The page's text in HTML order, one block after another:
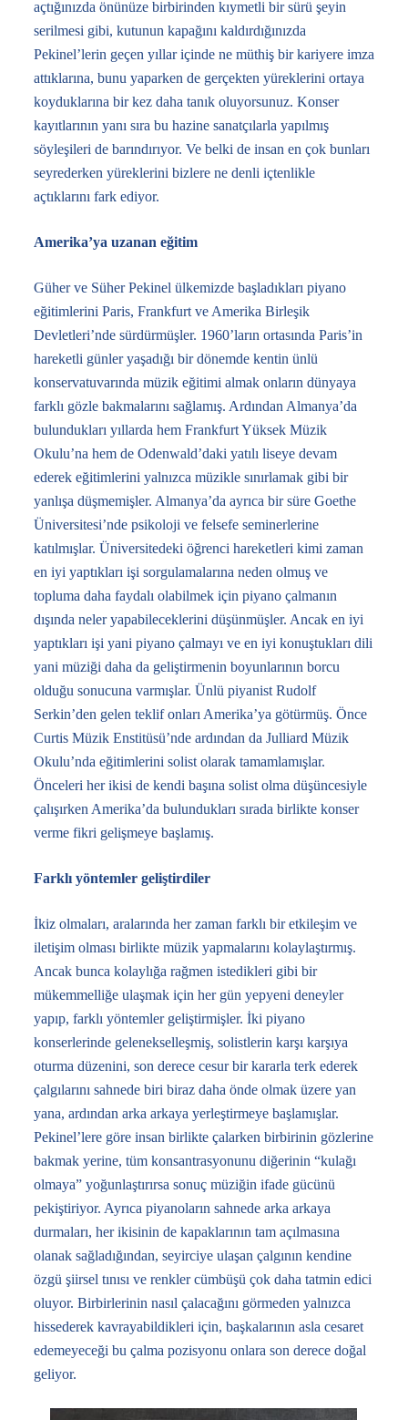
açtığınızda önünüze birbirinden kıymetli bir sürü şeyin
serilmesi gibi, kutunun kapağını kaldırdığınızda
Pekinel’lerin geçen yıllar içinde ne müthiş bir kariyere imza
attıklarına, bunu yaparken de gerçekten yüreklerini ortaya
koyduklarına bir kez daha tanık oluyorsunuz. Konser
kayıtlarının yanı sıra bu hazine sanatçılarla yapılmış
söyleşileri de barındırıyor. Ve belki de insan en çok bunları
seyrederken yüreklerini bizlere ne denli içtenlikle
açtıklarını fark ediyor.
Amerika’ya uzanan eğitim
Güher ve Süher Pekinel ülkemizde başladıkları piyano
eğitimlerini Paris, Frankfurt ve Amerika Birleşik
Devletleri’nde sürdürmüşler. 1960’ların ortasında Paris’in
hareketli günler yaşadığı bir dönemde kentin ünlü
konservatuvarında müzik eğitimi almak onların dünyaya
farklı gözle bakmalarını sağlamış. Ardından Almanya’da
bulundukları yıllarda hem Frankfurt Yüksek Müzik
Okulu’na hem de Odenwald’daki yatılı liseye devam
ederek eğitimlerini yalnızca müzikle sınırlamak gibi bir
yanlışa düşmemişler. Almanya’da ayrıca bir süre Goethe
Üniversitesi’nde psikoloji ve felsefe seminerlerine
katılmışlar. Üniversitedeki öğrenci hareketleri kimi zaman
en iyi yaptıkları işi sorgulamalarına neden olmuş ve
topluma daha faydalı olabilmek için piyano çalmanın
dışında neler yapabileceklerini düşünmüşler. Ancak en iyi
yaptıkları işi yani piyano çalmayı ve en iyi konuştukları dili
yani müziği daha da geliştirmenin boyunlarının borcu
olduğu sonucuna varmışlar. Ünlü piyanist Rudolf
Serkin’den gelen teklif onları Amerika’ya götürmüş. Önce
Curtis Müzik Enstitüsü’nde ardından da Julliard Müzik
Okulu’nda eğitimlerini solist olarak tamamlamışlar.
Önceleri her ikisi de kendi başına solist olma düşüncesiyle
çalışırken Amerika’da bulundukları sırada birlikte konser
verme fikri gelişmeye başlamış.
Farklı yöntemler geliştirdiler
İkiz olmaları, aralarında her zaman farklı bir etkileşim ve
iletişim olması birlikte müzik yapmalarını kolaylaştırmış.
Ancak bunca kolaylığa rağmen istedikleri gibi bir
mükemmelliğe ulaşmak için her gün yepyeni deneyler
yapıp, farklı yöntemler geliştirmişler. İki piyano
konserlerinde gelenekselleşmiş, solistlerin karşı karşıya
oturma düzenini, son derece cesur bir kararla terk ederek
çalgılarını sahnede biri biraz daha önde olmak üzere yan
yana, ardından arka arkaya yerleştirmeye başlamışlar.
Pekinel’lere göre insan birlikte çalarken birbirinin gözlerine
bakmak yerine, tüm konsantrasyonunu diğerinin “kulağı
olmaya” yoğunlaştırırsa sonuç müziğin ifade gücünü
pekiştiriyor. Ayrıca piyanoların sahnede arka arkaya
durmaları, her ikisinin de kapaklarının tam açılmasına
olanak sağladığından, seyirciye ulaşan çalgının kendine
özgü şiirsel tınısı ve renkler cümbüşü çok daha tatmin edici
oluyor. Birbirlerinin nasıl çalacağını görmeden yalnızca
hissederek kavrayabildikleri için, başkalarının asla cesaret
edemeyeceği bu çalma pozisyonu onlara son derece doğal
geliyor.